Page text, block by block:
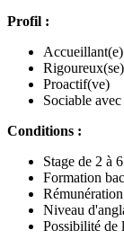
Profil :
Proactif(ve)
Sociable
Conditions :
Stage de 2 à
Formation
Niveau
Possibilité de